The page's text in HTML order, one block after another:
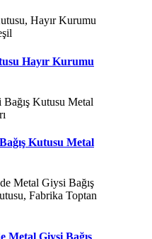
Hayır Kurumu
Kutusu Metal
Metal Giysi Bağış